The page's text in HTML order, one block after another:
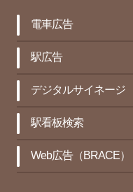
電車広告
駅広告
デジタルサイネージ
駅看板検索
Web広告（BRACE）